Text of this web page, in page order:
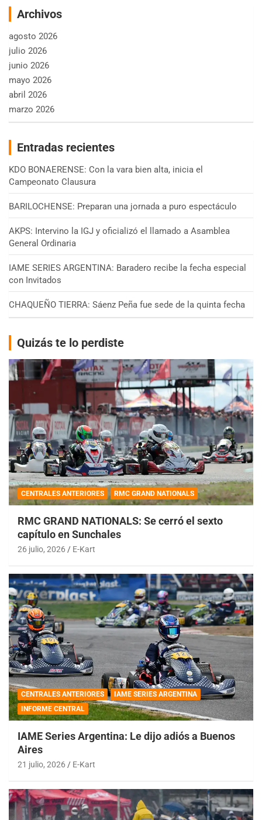
Archivos
agosto 2026
julio 2026
junio 2026
mayo 2026
abril 2026
marzo 2026
Entradas recientes
KDO BONAERENSE: Con la vara bien alta, inicia el
Campeonato Clausura
BARILOCHENSE: Preparan una jornada a puro espectáculo
AKPS: Intervino la IGJ y oficializó el llamado a Asamblea
General Ordinaria
IAME SERIES ARGENTINA: Baradero recibe la fecha especial
con Invitados
CHAQUEÑO TIERRA: Sáenz Peña fue sede de la quinta fecha
Quizás te lo perdiste
CENTRALES ANTERIORES RMC GRAND NATIONALS
RMC GRAND NATIONALS: Se cerró el sexto
capítulo en Sunchales
26 julio, 2026 E-Kart
CENTRALES ANTERIORES
IAME SERIES ARGENTINA
INFORME CENTRAL
IAME Series Argentina: Le dijo adiós a Buenos
Aires
21 julio, 2026 E-Kart